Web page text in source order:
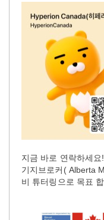
지금 바로 연락하세
기지브로커( Alberta
비 튜터링으로 목표